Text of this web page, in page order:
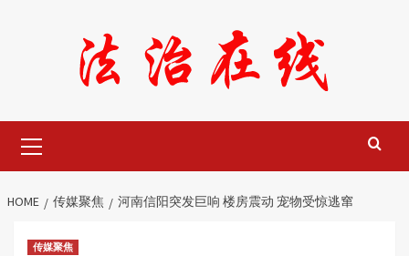
Menu
HOME 传媒聚焦 河南信阳突发巨响 楼房震动 宠物受惊逃窜
传媒聚焦